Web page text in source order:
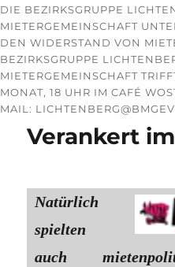
DIE BEZIRKSGRUPPE
MIETERGEMEINSCHAFT
DEN WIDERSTAND VON
BEZIRKSGRUPPE
MIETERGEMEINSCHAFT
MONAT, 18 UHR IM CAFÉ
AIL:
Verankert
Natürlich
spielten
auch